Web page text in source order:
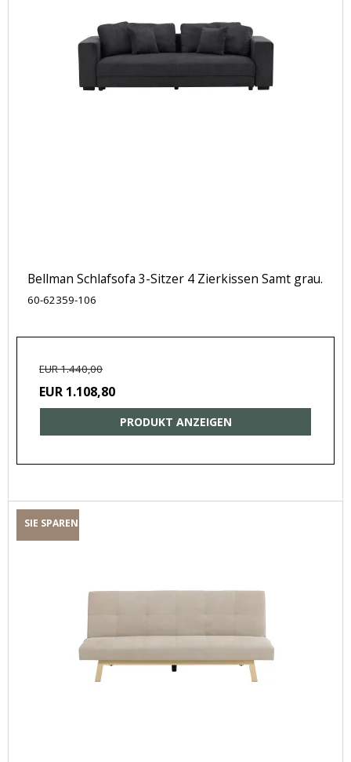
Bellman Schlafsofa 3-Sitzer 4 Zierkissen Samt grau.
60-62359-106
EUR 1.440,00
EUR 1.108,80
PRODUKT ANZEIGEN
SIE SPAREN